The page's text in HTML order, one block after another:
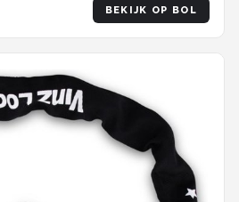
BEKIJK OP BOL